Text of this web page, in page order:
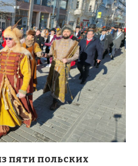
пяти польских